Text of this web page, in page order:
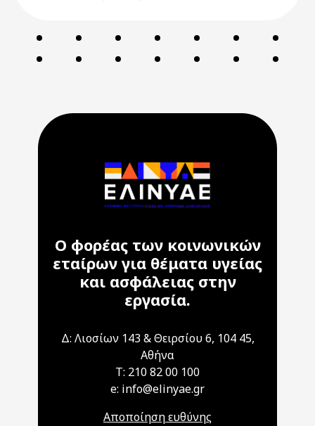
Ο φορέας των κοινωνικών
εταίρων για θέματα υγείας
και ασφάλειας στην
εργασία.
Δ: Λιοσίων 143 & Θειρσίου 6, 104 45,
Αθήνα
T: 210 82 00 100
e: info@elinyae.gr
Αποποίηση ευθύνης